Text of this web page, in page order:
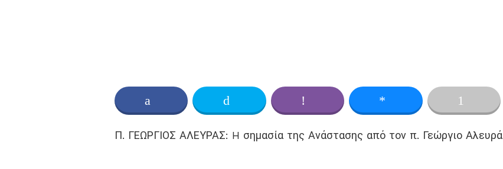
Κοινοποίηση στο Facebook
Twitter Messenger
Π. ΓΕΩΡΓΙΟΣ ΑΛΕΥΡΑΣ: H σημασία της Ανάστασης από τον π. Γεώργιο Αλευρά